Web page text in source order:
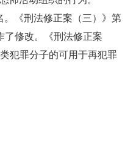
《刑法修正案（三）》第
了修改。《刑法修正案
犯罪分子的可用于再犯罪